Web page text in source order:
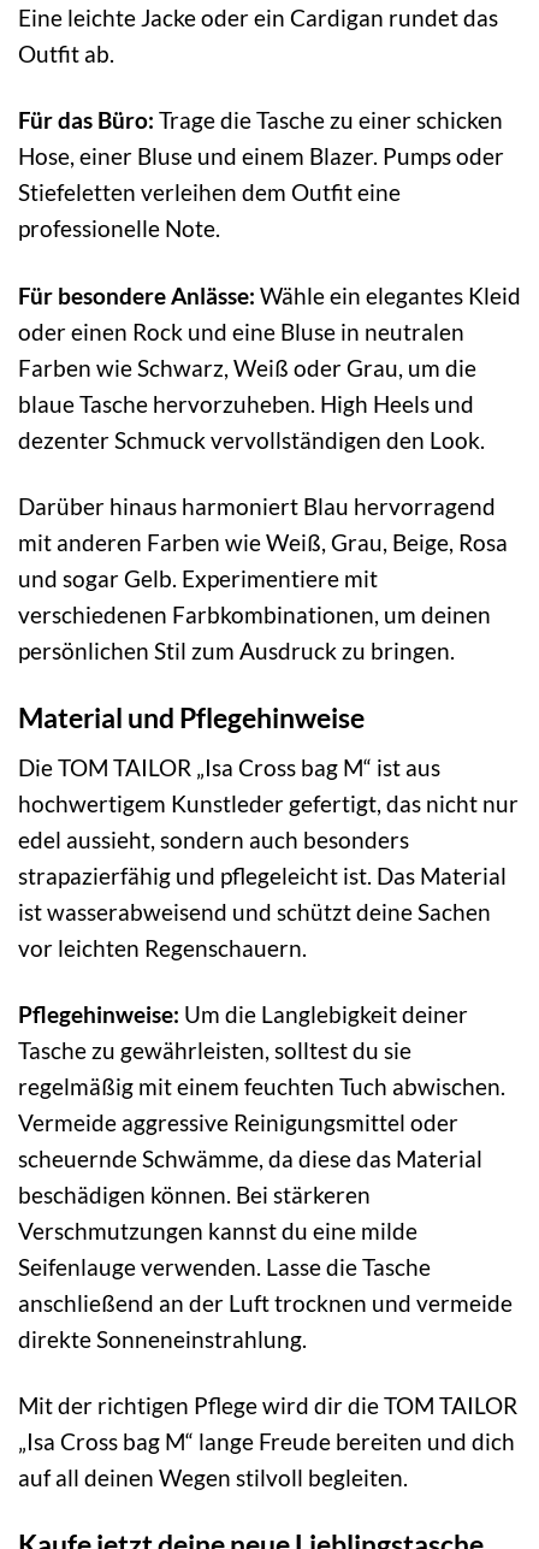
Eine leichte Jacke oder ein Cardigan rundet das
Outfit ab.
Für das Büro: Trage die Tasche zu einer schicken
Hose, einer Bluse und einem Blazer. Pumps oder
Stiefeletten verleihen dem Outfit eine
professionelle Note.
Für besondere Anlässe: Wähle ein elegantes Kleid
oder einen Rock und eine Bluse in neutralen
Farben wie Schwarz, Weiß oder Grau, um die
blaue Tasche hervorzuheben. High Heels und
dezenter Schmuck vervollständigen den Look.
Darüber hinaus harmoniert Blau hervorragend
mit anderen Farben wie Weiß, Grau, Beige, Rosa
und sogar Gelb. Experimentiere mit
verschiedenen Farbkombinationen, um deinen
persönlichen Stil zum Ausdruck zu bringen.
Material und Pflegehinweise
Die TOM TAILOR „Isa Cross bag M“ ist aus
hochwertigem Kunstleder gefertigt, das nicht nur
edel aussieht, sondern auch besonders
strapazierfähig und pflegeleicht ist. Das Material
ist wasserabweisend und schützt deine Sachen
vor leichten Regenschauern.
Pflegehinweise: Um die Langlebigkeit deiner
Tasche zu gewährleisten, solltest du sie
regelmäßig mit einem feuchten Tuch abwischen.
Vermeide aggressive Reinigungsmittel oder
scheuernde Schwämme, da diese das Material
beschädigen können. Bei stärkeren
Verschmutzungen kannst du eine milde
Seifenlauge verwenden. Lasse die Tasche
anschließend an der Luft trocknen und vermeide
direkte Sonneneinstrahlung.
Mit der richtigen Pflege wird dir die TOM TAILOR
„Isa Cross bag M“ lange Freude bereiten und dich
auf all deinen Wegen stilvoll begleiten.